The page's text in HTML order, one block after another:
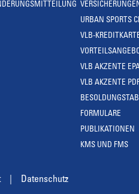
URBAN SPORTS
VLB-
VLB AKZENTE
VLB AKZENTE
FORMULARE
PUBLIKATIONEN
KMS UND FMS
Datenschutz